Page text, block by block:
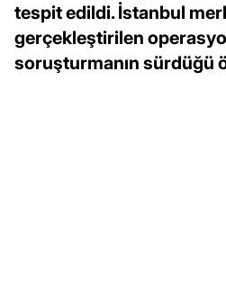
tespit edildi. İstanbul
gerçekleştirilen
soruşturmanın sürdüğü